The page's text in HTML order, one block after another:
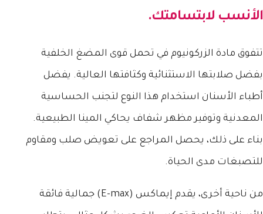
الأنسب لابتسامتك.
تتفوق مادة الزركونيوم في تحمل قوى المضغ الخلفية
بفضل صلابتها الاستثنائية وكثافتها العالية. يفضل
أطباء الأسنان استخدام هذا النوع لتجنب الحساسية
المعدنية وتوفير مظهر شفاف يحاكي المينا الطبيعية.
بناء على ذلك، يحصل المراجع على تعويض صلب ومقاوم
للتصبغات مدى الحياة.
من ناحية أخرى، يقدم إيماكس (E-max) جمالية فائقة